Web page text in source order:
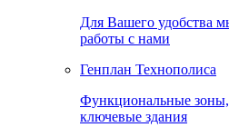
Для Вашего удобства
работы с нами
Генплан Технополиса
Функциональные
ключевые здания